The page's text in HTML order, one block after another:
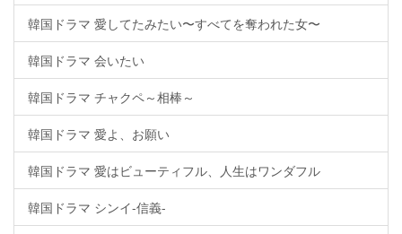
韓国ドラマ 愛してたみたい〜すべてを奪われた女〜
韓国ドラマ 会いたい
韓国ドラマ チャクペ～相棒～
韓国ドラマ 愛よ、お願い
韓国ドラマ 愛はビューティフル、人生はワンダフル
韓国ドラマ シンイ-信義-